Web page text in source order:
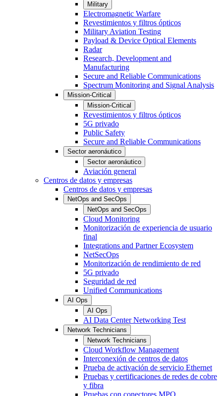
Military
Electromagnetic Warfare
Revestimientos y filtros ópticos
Military Aviation Testing
Payload & Device Optical Elements
Radar
Research, Development and
Manufacturing
Secure and Reliable Communications
Spectrum Monitoring and Signal Analysis
Mission-Critical
Mission-Critical
Revestimientos y filtros ópticos
5G privado
Public Safety
Secure and Reliable Communications
Sector aeronáutico
Sector aeronáutico
Aviación general
Centros de datos y empresas
Centros de datos y empresas
NetOps and SecOps
NetOps and SecOps
Cloud Monitoring
Monitorización de experiencia de usuario
final
Integrations and Partner Ecosystem
NetSecOps
Monitorización de rendimiento de red
5G privado
Seguridad de red
Unified Communications
AI Ops
AI Ops
AI Data Center Networking Test
Network Technicians
Network Technicians
Cloud Workflow Management
Interconexión de centros de datos
Prueba de activación de servicio Ethernet
Pruebas y certificaciones de redes de cobre
y fibra